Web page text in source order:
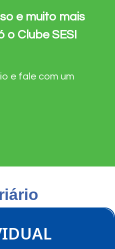
e muito mais
o Clube SESI
e fale com um